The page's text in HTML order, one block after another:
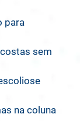
para
sem
na coluna